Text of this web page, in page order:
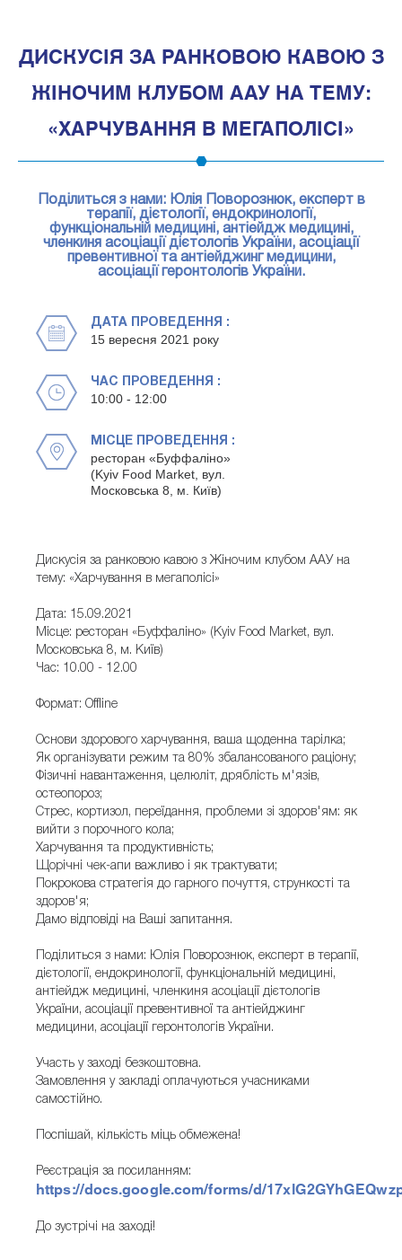
ДИСКУСІЯ ЗА РАНКОВОЮ КАВОЮ З
ЖІНОЧИМ КЛУБОМ ААУ НА ТЕМУ:
«ХАРЧУВАННЯ В МЕГАПОЛІСІ»
Поділиться з нами: Юлія Поворознюк, експерт в
терапії, дієтології, ендокринології,
функціональній медицині, антіейдж медицині,
членкиня асоціації дієтологів України, асоціації
превентивної та антіейджинг медицини,
асоціації геронтологів України.
ДАТА ПРОВЕДЕННЯ :
15 вересня 2021 року
ЧАС ПРОВЕДЕННЯ :
10:00 - 12:00
МІСЦЕ ПРОВЕДЕННЯ :
ресторан «Буффаліно»
(Kyiv Food Market, вул.
Московська 8, м. Київ)
Дискусія за ранковою кавою з Жіночим клубом ААУ на
тему: «Харчування в мегаполісі»
Дата: 15.09.2021
Місце: ресторан «Буффаліно» (Kyiv Food Market, вул.
Московська 8, м. Київ)
Час: 10.00 - 12.00
Формат: Offline
Основи здорового харчування, ваша щоденна тарілка;
Як організувати режим та 80% збалансованого раціону;
Фізичні навантаження, целюліт, дряблість м'язів,
остеопороз;
Стрес, кортизол, переїдання, проблеми зі здоров'ям: як
вийти з порочного кола;
Харчування та продуктивність;
Щорічні чек-апи важливо і як трактувати;
Покрокова стратегія до гарного почуття, стрункості та
здоров'я;
Дамо відповіді на Ваші запитання.
Поділиться з нами: Юлія Поворознюк, експерт в терапії,
дієтології, ендокринології, функціональній медицині,
антіейдж медицині, членкиня асоціації дієтологів
України, асоціації превентивної та антіейджинг
медицини, асоціації геронтологів України.
Участь у заході безкоштовна.
Замовлення у закладі оплачуються учасниками
самостійно.
Поспішай, кількість міць обмежена!
Реєстрація за посиланням:
https://docs.google.com/forms/d/
До зустрічі на заході!